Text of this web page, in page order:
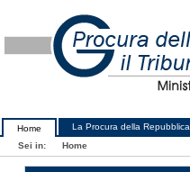
Home La Procura della Repubblica
Sei in:
Home